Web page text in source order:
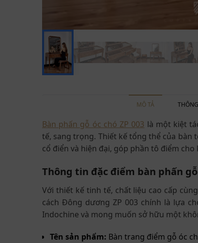
MÔ TẢ
Bàn phấn gỗ óc chó ZP 003 là một kiệt
tế, sang trọng. Thiết kế tổng thể của bàn
cổ điển và hiện đại, góp phần tô điểm
Thông tin đặc điểm bàn phấn gỗ
Với thiết kế tinh tế, chất liệu cao cấp
cách Đông dương ZP 003 chính là lựa
Indochine và mong muốn sở hữu một
Tên sản phẩm: Bàn trang điểm gỗ óc